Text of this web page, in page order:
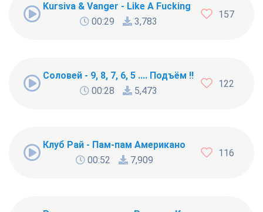
Kursiva & Vanger - Like A Fucking Newbie
00:29
3,783
157
Соловей - 9, 8, 7, 6, 5 .... Подъём !!!
00:28
5,473
122
Клуб Рай - Пам-пам Американо
00:52
7,909
116